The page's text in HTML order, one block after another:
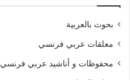
بحوث بالعربية
معلقات عربي فرنسي
محفوظات و أناشيد عربي فرنسي